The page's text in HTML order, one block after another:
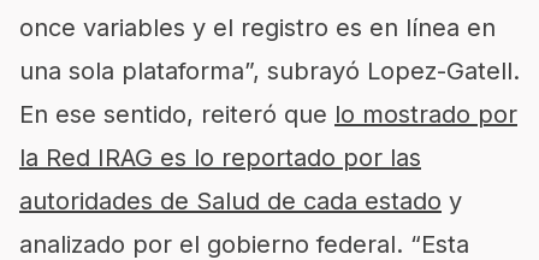
once variables y el registro es en línea en
una sola plataforma”, subrayó Lopez-Gatell.
En ese sentido, reiteró que lo mostrado por
la Red IRAG es lo reportado por las
autoridades de Salud de cada estado y
analizado por el gobierno federal. “Esta